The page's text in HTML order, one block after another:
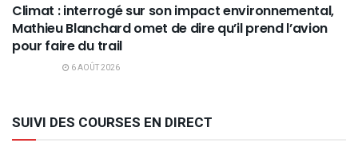
Climat : interrogé sur son impact environnemental,
Mathieu Blanchard omet de dire qu’il prend l’avion
pour faire du trail
6 AOÛT 2026
SUIVI DES COURSES EN DIRECT